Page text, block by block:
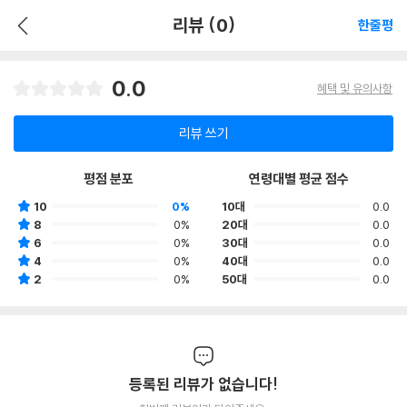
리뷰 (0) 한줄평
0.0 혜택 및 유의사항
리뷰 쓰기
평점 분포
10
0%
8
0%
6
0%
4
0%
2
0%
연령대별 평균 점수
10대
0.0
20대
0.0
30대
0.0
40대
0.0
50대
0.0
등록된 리뷰가 없습니다!